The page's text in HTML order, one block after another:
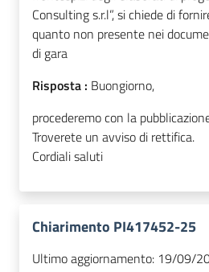
Consulting s.r.l”, si chiede di
quanto non presente nei
di gara
Risposta : Buongiorno,
procederemo con la
Troverete un avviso di rettifica.
Cordiali saluti
Chiarimento PI417452-25
Ultimo aggiornamento: 19/09/